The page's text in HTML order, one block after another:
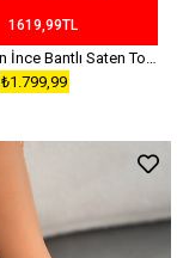
1619,99TL
Dopy Kadın İnce Bantlı Saten Topuklu Babet Kahverengi
₺1.799,99